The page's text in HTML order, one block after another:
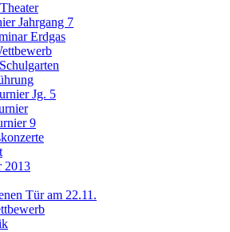
Jahrgang 7
Erdgas
Jg. 5
9
2013
Tür am 22.11.